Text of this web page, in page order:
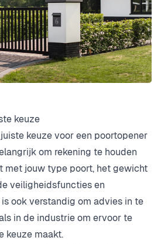
keuze
keuze voor een poortopener
om rekening te houden
met jouw type poort, het gewicht
veiligheidsfuncties en
ook verstandig om advies in te
in de industrie om ervoor te
keuze maakt.